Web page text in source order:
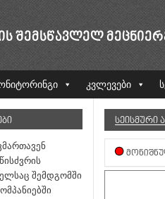
ᲨᲔᲛᲡᲬᲐᲕᲚᲔᲚ
კვლევები
შემდგომში
ᲡᲔᲘᲡᲛᲣᲠᲘ